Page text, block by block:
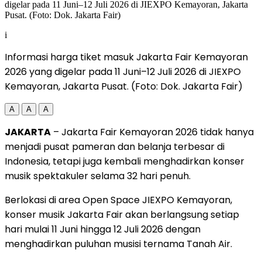
i
Informasi harga tiket masuk Jakarta Fair Kemayoran
2026 yang digelar pada 11 Juni–12 Juli 2026 di JIEXPO
Kemayoran, Jakarta Pusat. (Foto: Dok. Jakarta Fair)
A A A
JAKARTA – Jakarta Fair Kemayoran 2026 tidak hanya
menjadi pusat pameran dan belanja terbesar di
Indonesia, tetapi juga kembali menghadirkan konser
musik spektakuler selama 32 hari penuh.
Berlokasi di area Open Space JIEXPO Kemayoran,
konser musik Jakarta Fair akan berlangsung setiap
hari mulai 11 Juni hingga 12 Juli 2026 dengan
menghadirkan puluhan musisi ternama Tanah Air.